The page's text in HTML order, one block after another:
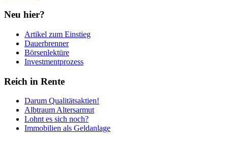
Neu hier?
Artikel zum Einstieg
Dauerbrenner
Börsenlektüre
Investmentprozess
Reich in Rente
Darum Qualitätsaktien!
Albtraum Altersarmut
Lohnt es sich noch?
Immobilien als Geldanlage